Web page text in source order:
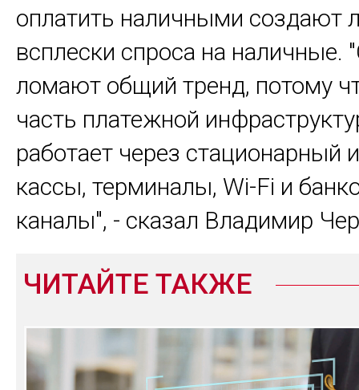
оплатить наличными создают
всплески спроса на наличные.
ломают общий тренд, потому
часть платежной
работает через стационарный
кассы, терминалы, Wi-Fi и
каналы", - сказал Владимир
ЧИТАЙТЕ ТАКЖЕ